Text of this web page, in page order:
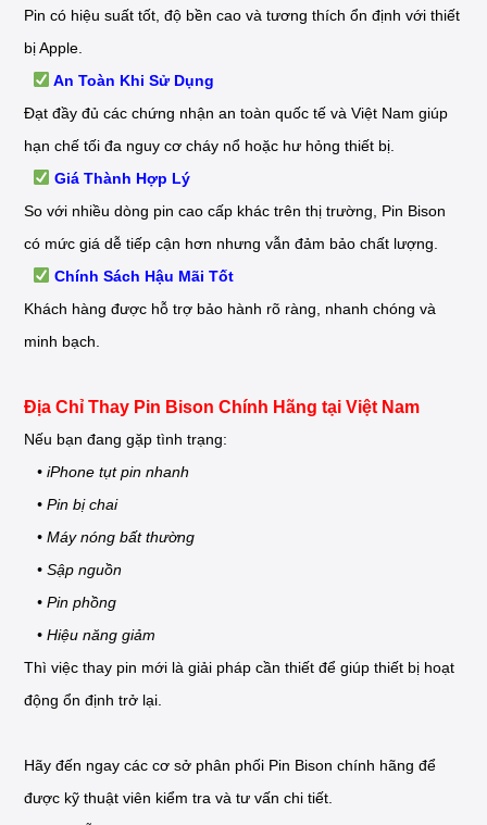
Pin có hiệu suất tốt, độ bền cao và tương thích ổn định với thiết
bị Apple.
An Toàn Khi Sử Dụng
Đạt đầy đủ các chứng nhận an toàn quốc tế và Việt Nam giúp
hạn chế tối đa nguy cơ cháy nổ hoặc hư hỏng thiết bị.
Giá Thành Hợp Lý
So với nhiều dòng pin cao cấp khác trên thị trường, Pin Bison
có mức giá dễ tiếp cận hơn nhưng vẫn đảm bảo chất lượng.
Chính Sách Hậu Mãi Tốt
Khách hàng được hỗ trợ bảo hành rõ ràng, nhanh chóng và
minh bạch.
Địa Chỉ Thay Pin Bison Chính Hãng tại Việt Nam
Nếu bạn đang gặp tình trạng:
• iPhone tụt pin nhanh
• Pin bị chai
• Máy nóng bất thường
• Sập nguồn
• Pin phồng
• Hiệu năng giảm
Thì việc thay pin mới là giải pháp cần thiết để giúp thiết bị hoạt
động ổn định trở lại.
Hãy đến ngay các cơ sở phân phối Pin Bison chính hãng để
được kỹ thuật viên kiểm tra và tư vấn chi tiết.